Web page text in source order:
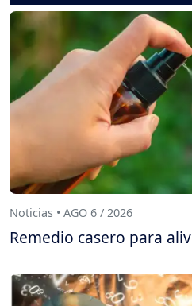
Noticias • AGO 6 / 2026
Remedio casero para